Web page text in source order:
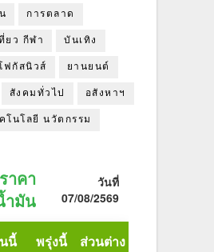
การตลาด
ยว กีฬา บันเทิง
ฟกัสนิวส์ ยานยนต์
สังคมทั่วไป อสังหาฯ
โนโลยี นวัตกรรม